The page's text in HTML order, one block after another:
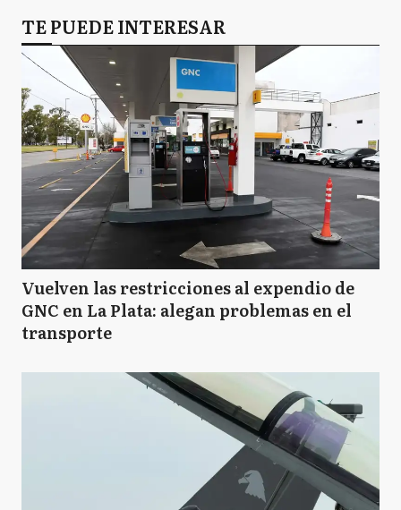
TE PUEDE INTERESAR
Vuelven las restricciones al expendio de
GNC en La Plata: alegan problemas en el
transporte